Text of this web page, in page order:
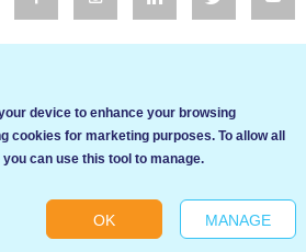
Cookie settings
device to enhance your browsing
cookies for marketing purposes. To allow all
can use this tool to manage.
OK MANAGE
за да подобрим услугите си. Ако
този сайт, ние приемаме, че се